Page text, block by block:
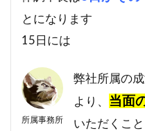
とになります
15日には
所属事務所
弊社所属の
より、 当面
いただくこ